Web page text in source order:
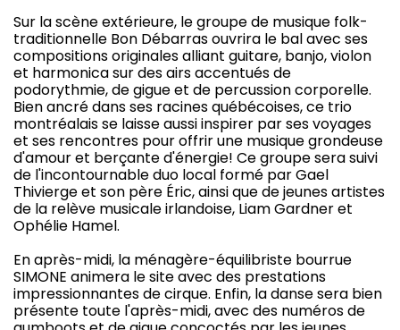
Sur la scène extérieure, le groupe de musique folk-
traditionnelle Bon Débarras ouvrira le bal avec ses
compositions originales alliant guitare, banjo, violon
et harmonica sur des airs accentués de
podorythmie, de gigue et de percussion corporelle.
Bien ancré dans ses racines québécoises, ce trio
montréalais se laisse aussi inspirer par ses voyages
et ses rencontres pour offrir une musique grondeuse
d'amour et berçante d'énergie! Ce groupe sera suivi
de l'incontournable duo local formé par Gael
Thivierge et son père Éric, ainsi que de jeunes artistes
de la relève musicale irlandoise, Liam Gardner et
Ophélie Hamel.
En après-midi, la ménagère-équilibriste bourrue
SIMONE animera le site avec des prestations
impressionnantes de cirque. Enfin, la danse sera bien
présente toute l'après-midi, avec des numéros de